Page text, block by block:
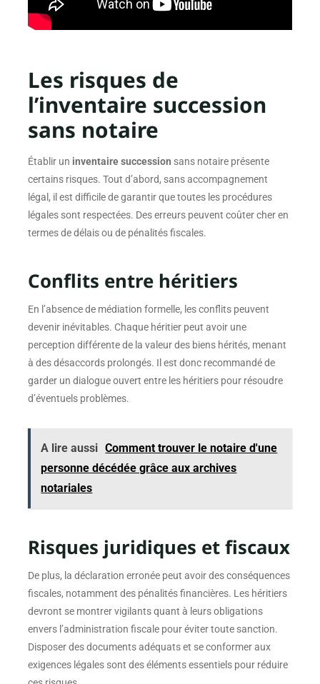
Les risques de
l’inventaire succession
sans notaire
Établir un inventaire succession sans notaire présente
certains risques. Tout d’abord, sans accompagnement
légal, il est difficile de garantir que toutes les procédures
légales sont respectées. Des erreurs peuvent coûter cher en
termes de délais ou de pénalités fiscales.
Conflits entre héritiers
En l’absence de médiation formelle, les conflits peuvent
devenir inévitables. Chaque héritier peut avoir une
perception différente de la valeur des biens hérités, menant
à des désaccords prolongés. Il est donc recommandé de
garder un dialogue ouvert entre les héritiers pour résoudre
d’éventuels problèmes.
A lire aussi Comment trouver le notaire d'une
personne décédée grâce aux archives
notariales
Risques juridiques et fiscaux
De plus, la déclaration erronée peut avoir des conséquences
fiscales, notamment des pénalités financières. Les héritiers
devront se montrer vigilants quant à leurs obligations
envers l’administration fiscale pour éviter toute sanction.
Disposer des documents adéquats et se conformer aux
exigences légales sont des éléments essentiels pour réduire